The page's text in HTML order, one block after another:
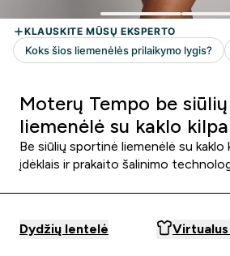
Moterų Tempo be
liemenėlė su kaklo kilpa
Be siūlių sportinė liemenėlė su kaklo
įdėklais ir prakaito šalinimo
Dydžių lentelė Virtualus